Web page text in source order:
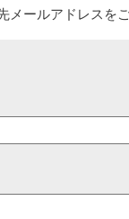
メールアドレスを